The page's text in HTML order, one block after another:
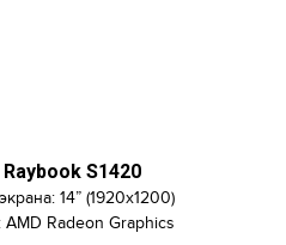
S1420
14” (1920x1200)
Radeon Graphics